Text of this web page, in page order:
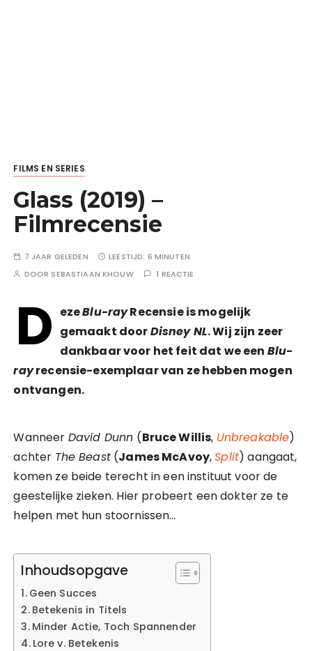
FILMS EN SERIES
Glass (2019) –
Filmrecensie
7 JAAR GELEDEN LEESTIJD: 6 MINUTEN
DOOR SEBASTIAAN KHOUW 1 REACTIE
D ezeBlu-rayRecensie is mogelijk
gemaakt doorDisney NL. Wij zijn zeer
dankbaar voor het feit dat we een Blu-
rayrecensie-exemplaar van ze hebben mogen
ontvangen.
Wanneer David Dunn (Bruce Willis, Unbreakable)
achter The Beast(James McAvoy,Split) aangaat,
komen ze beide terecht in een instituut voor de
geestelijke zieken. Hier probeert een dokter ze te
helpen met hun stoornissen…
Inhoudsopgave
Geen Succes
Betekenis in Titels
Minder Actie, Toch Spannender
Lore v. Betekenis